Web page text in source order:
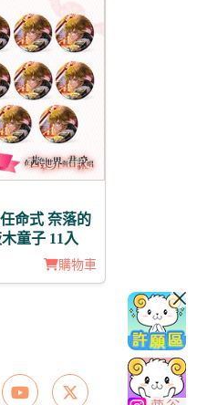
命式 奈落的
童子 11入
購物車